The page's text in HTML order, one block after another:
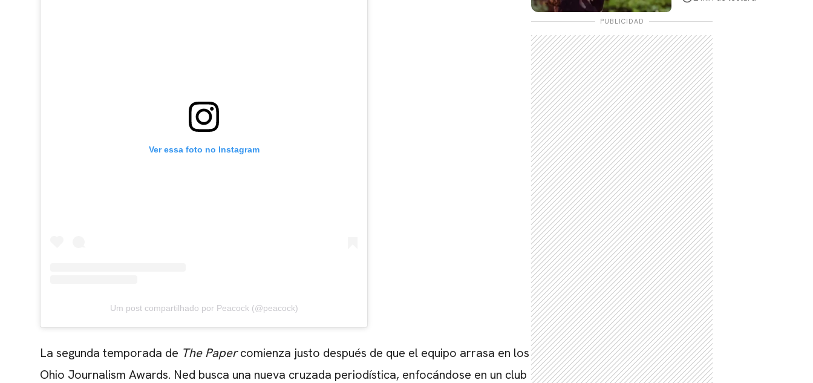
Ver essa foto no Instagram
Um post compartilhado por Peacock (@peacock)
La segunda temporada de The Papercomienza justo después de que el equipo arrasa en los
Ohio Journalism Awards. Ned busca una nueva cruzada periodística, enfocándose en un club
su casa?
PUBLICIDAD
CARREGANDO PUBLICIDADE